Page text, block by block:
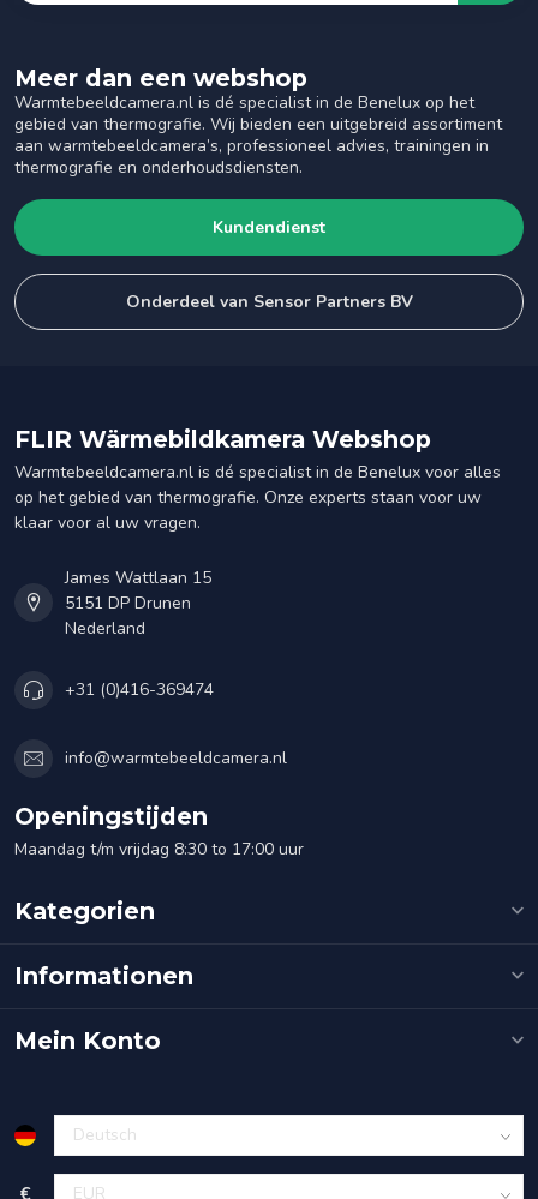
Meer dan een webshop
Warmtebeeldcamera.nl is dé specialist in de Benelux op het
gebied van thermografie. Wij bieden een uitgebreid assortiment
aan warmtebeeldcamera’s, professioneel advies, trainingen in
thermografie en onderhoudsdiensten.
Kundendienst
Onderdeel van Sensor Partners BV
FLIR Wärmebildkamera Webshop
Warmtebeeldcamera.nl is dé specialist in de Benelux voor alles
op het gebied van thermografie. Onze experts staan voor uw
klaar voor al uw vragen.
James Wattlaan 15
5151 DP Drunen
Nederland
+31 (0)416-369474
info@warmtebeeldcamera.nl
Openingstijden
Maandag t/m vrijdag 8:30 to 17:00 uur
Kategorien
Informationen
Mein Konto
€